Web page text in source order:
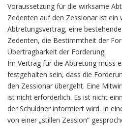
Voraussetzung für die wirksame
Zedenten auf den Zessionar ist ein
Abtretungsvertrag, eine
Zedenten, die Bestimmtheit der
Übertragbarkeit der Forderung.
Im Vertrag für die Abtretung muss
festgehalten sein, dass die
den Zessionar übergeht. Eine
ist nicht erforderlich. Es ist nicht
der Schuldner informiert wird. In
von einer „stillen Zession“